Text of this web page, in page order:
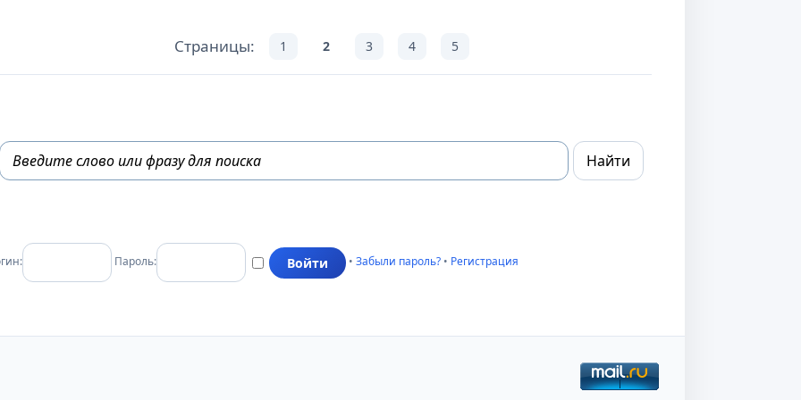
Страницы: 1 2 3 4 5
Пароль: • Забыли пароль? • Регистрация